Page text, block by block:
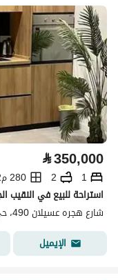
⃁350,000
1
2
280 م2
استراحة للبيع في النقيب
شارع هجره عسيلان 490، حي النقيب الجنوبي، بريدة منطقة القصيم
الإيميل